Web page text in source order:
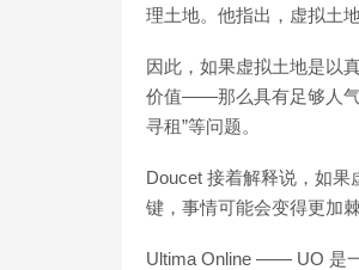
理土地。他指出，虚拟土
因此，如果虚拟土地是以
价值——那么具有足够人气
寻租”等问题。
Doucet 接着解释说，如
键，事情可能会变得更加
Ultima Online —— UO 是